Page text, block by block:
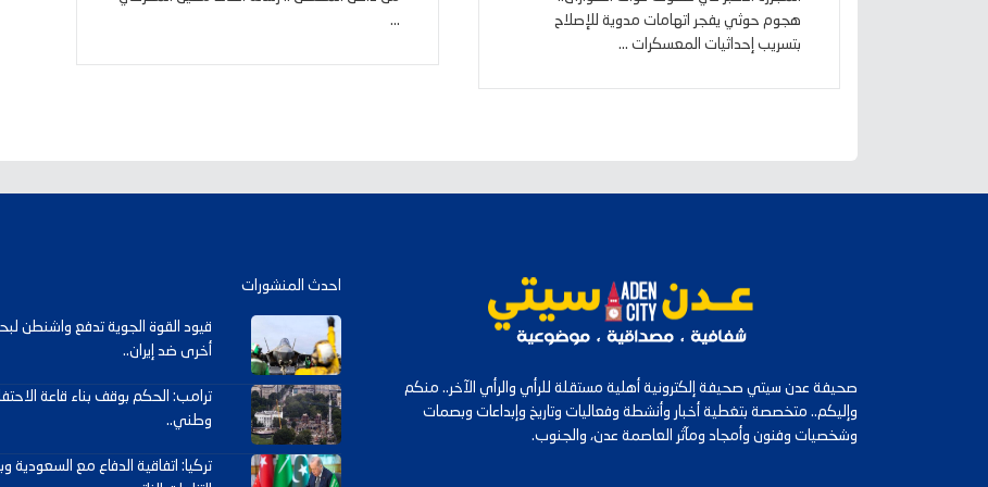
هجوم حوثي يفجر اتهامات مدوية للإصلاح
بتسريب إحداثيات المعسكرات ...
...
صحيفة عدن سيتي صحيفة إلكترونية أهلية مستقلة للرأي والرأي الآخر.. منكم
وإليكم.. متخصصة بتغطية أخبار وأنشطة وفعاليات وتاريخ وإبداعات وبصمات
وشخصيات وفنون وأمجاد ومآثر العاصمة عدن، والجنوب.
احدث المنشورات
قيود القوة الجوية تدفع واشنطن
أخرى ضد إيران..
ترامب: الحكم بوقف بناء قاعة
وطني..
تركيا: اتفاقية الدفاع مع السعودية